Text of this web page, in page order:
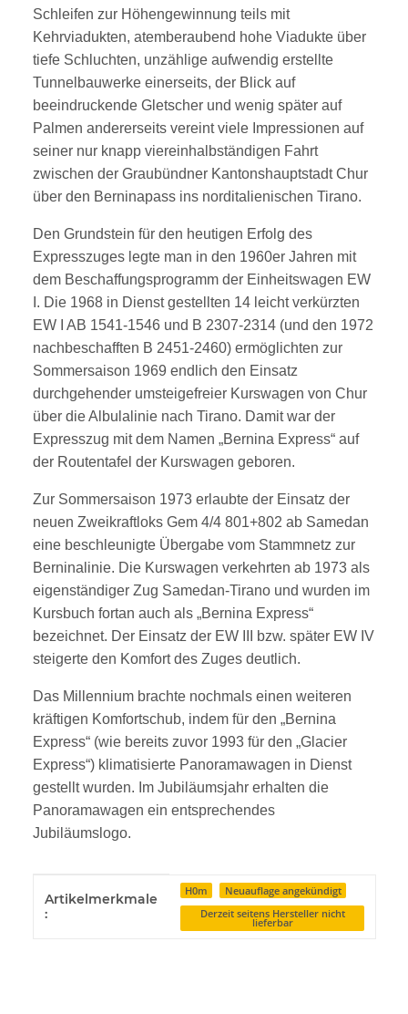
Schleifen zur Höhengewinnung teils mit
Kehrviadukten, atemberaubend hohe Viadukte über
tiefe Schluchten, unzählige aufwendig erstellte
Tunnelbauwerke einerseits, der Blick auf
beeindruckende Gletscher und wenig später auf
Palmen andererseits vereint viele Impressionen auf
seiner nur knapp viereinhalbständigen Fahrt
zwischen der Graubündner Kantonshauptstadt Chur
über den Berninapass ins norditalienischen Tirano.
Den Grundstein für den heutigen Erfolg des
Expresszuges legte man in den 1960er Jahren mit
dem Beschaffungsprogramm der Einheitswagen EW
I. Die 1968 in Dienstgestellten 14 leicht verkürzten
EW I AB 1541-1546 und B 2307-2314 (und den 1972
nachbeschafften B 2451-2460) ermöglichten zur
Sommersaison 1969 endlich den Einsatz
durchgehender umsteigefreier Kurswagen von Chur
über die Albulalinie nach Tirano. Damitwar der
Expresszug mit dem Namen „Bernina Express“ auf
der Routentafel der Kurswagen geboren.
Zur Sommersaison 1973 erlaubte der Einsatz der
neuen Zweikraftloks Gem 4/4 801+802 ab Samedan
eine beschleunigte Übergabe vom Stammnetz zur
Berninalinie. Die Kurswagen verkehrten ab 1973 als
eigenständiger Zug Samedan-Tirano und wurden im
Kursbuch fortan auch als „Bernina Express“
bezeichnet. Der Einsatz der EW III bzw. später EW IV
steigerte den Komfort des Zuges deutlich.
Das Millennium brachte nochmals einen weiteren
kräftigen Komfortschub, indem für den „Bernina
Express“ (wie bereits zuvor 1993 für den „Glacier
Express“) klimatisierte Panoramawagen in Dienst
gestellt wurden. Im Jubiläumsjahr erhalten die
Panoramawagen ein entsprechendes
Jubiläumslogo.
Produkteigenschaft
Wert
Artikelmerkmale
:
H0m
Neuauflage angekündigt
Derzeit seitens Hersteller nicht
lieferbar